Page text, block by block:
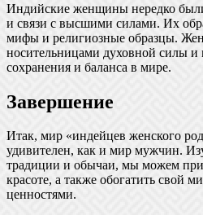
Индийские женщины нередко
и связи с высшими силами. Их
мифы и религиозные образцы.
носительницами духовной силы и
сохранения и баланса в мире.
Завершение
Итак, мир «индейцев женского
удивителен, как и мир мужчин.
традиции и обычаи, мы можем
красоте, а также обогатить свой
ценностями.